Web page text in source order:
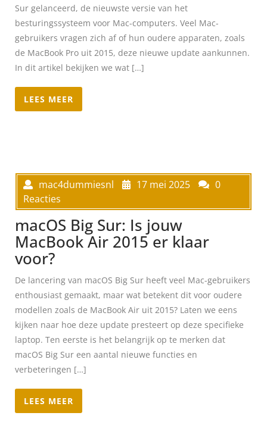
Sur gelanceerd, de nieuwste versie van het
besturingssysteem voor Mac-computers. Veel Mac-
gebruikers vragen zich af of hun oudere apparaten, zoals
de MacBook Pro uit 2015, deze nieuwe update aankunnen.
In dit artikel bekijken we wat […]
LEES MEER
mac4dummiesnl 17 mei 2025
0
Reacties
macOS Big Sur: Is jouw
MacBook Air 2015 er klaar
voor?
De lancering van macOS Big Sur heeft veel Mac-gebruikers
enthousiast gemaakt, maar wat betekent dit voor oudere
modellen zoals de MacBook Air uit 2015? Laten we eens
kijken naar hoe deze update presteert op deze specifieke
laptop. Ten eerste is het belangrijk op te merken dat
macOS Big Sur een aantal nieuwe functies en
verbeteringen […]
LEES MEER